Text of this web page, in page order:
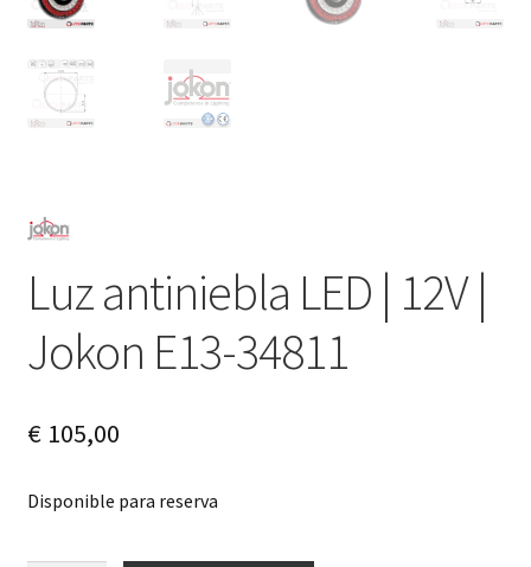
Luz antiniebla LED | 12V |
Jokon E13-34811
€105,00
Disponible para reserva